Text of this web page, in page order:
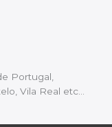
Portugal,
Vila Real etc…